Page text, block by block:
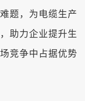
题，为电缆生产
助力企业提升生
竞争中占据优势